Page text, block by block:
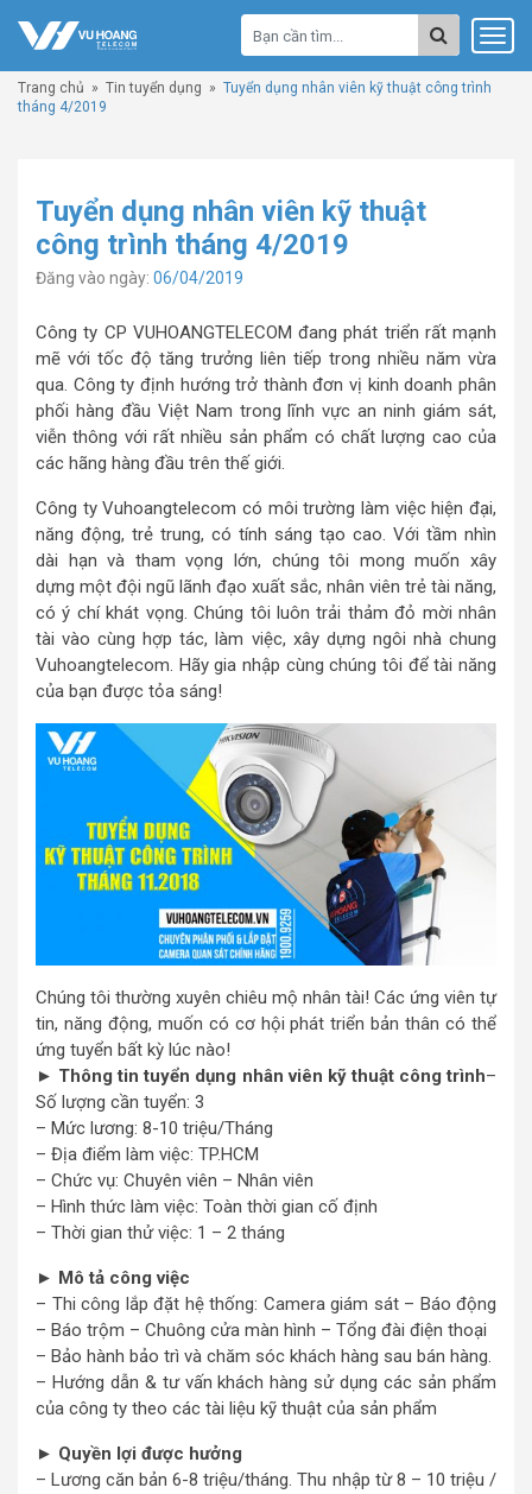
Trang chủ » Tin tuyển dụng » Tuyển dụng nhân viên kỹ thuật công trình
tháng 4/2019
Tuyển dụng nhân viên kỹ thuật
công trình tháng 4/2019
Đăng vào ngày: 06/04/2019
Công ty CP VUHOANGTELECOM đang phát triển rất mạnh
mẽ với tốc độ tăng trưởng liên tiếp trong nhiều năm vừa
qua. Công ty định hướng trở thành đơn vị kinh doanh phân
phối hàng đầu Việt Nam trong lĩnh vực an ninh giám sát,
viễn thông với rất nhiều sản phẩm có chất lượng cao của
các hãng hàng đầu trên thế giới.
Công ty Vuhoangtelecom có môi trường làm việc hiện đại,
năng động, trẻ trung, có tính sáng tạo cao. Với tầm nhìn
dài hạn và tham vọng lớn, chúng tôi mong muốn xây
dựng một đội ngũ lãnh đạo xuất sắc, nhân viên trẻ tài năng,
có ý chí khát vọng. Chúng tôi luôn trải thảm đỏ mời nhân
tài vào cùng hợp tác, làm việc, xây dựng ngôi nhà chung
Vuhoangtelecom. Hãy gia nhập cùng chúng tôi để tài năng
của bạn được tỏa sáng!
Chúng tôi thường xuyên chiêu mộ nhân tài! Các ứng viên tự
tin, năng động, muốn có cơ hội phát triển bản thân có thể
ứng tuyển bất kỳ lúc nào!
► Thông tin tuyển dụng nhân viên kỹ thuật công trình–
Số lượng cần tuyển: 3
– Mức lương: 8-10 triệu/Tháng
– Địa điểm làm việc: TP.HCM
– Chức vụ: Chuyên viên – Nhân viên
– Hình thức làm việc: Toàn thời gian cố định
– Thời gian thử việc: 1 – 2 tháng
► Mô tả công việc
– Thi công lắp đặt hệ thống: Camera giám sát – Báo động
– Báo trộm – Chuông cửa màn hình – Tổng đài điện thoại
– Bảo hành bảo trì và chăm sóc khách hàng sau bán hàng.
– Hướng dẫn & tư vấn khách hàng sử dụng các sản phẩm
của công ty theo các tài liệu kỹ thuật của sản phẩm
► Quyền lợi được hưởng
– Lương căn bản 6-8 triệu/tháng. Thu nhập từ 8 – 10 triệu /